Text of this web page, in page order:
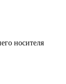
носителя